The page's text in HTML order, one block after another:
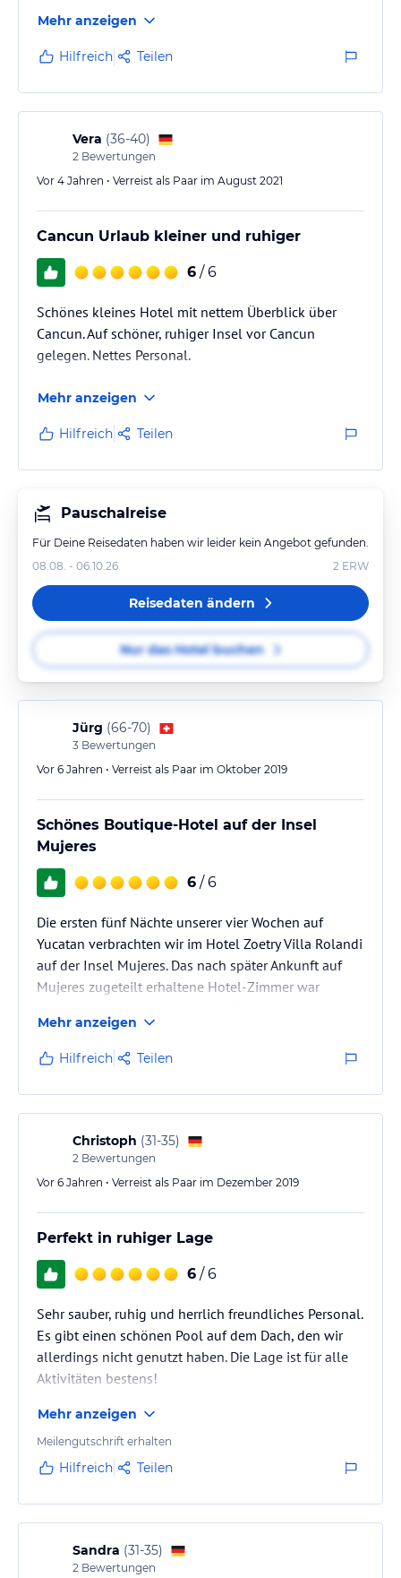
Mehr anzeigen
Hilfreich Teilen
Vera (36-40)
2 Bewertungen
Vor 4 Jahren • Verreist als Paar im August 2021
Cancun Urlaub kleiner und ruhiger
6 / 6
Schönes kleines Hotel mit nettem Überblick über
Cancun. Auf schöner, ruhiger Insel vor Cancun
gelegen. Nettes Personal.
Mehr anzeigen
Hilfreich Teilen
Pauschalreise
Für Deine Reisedaten haben wir leider kein Angebot gefunden.
08.08. - 06.10.26
2 ERW
Reisedaten ändern
Nur das Hotel buchen
Jürg (66-70)
3 Bewertungen
Vor 6 Jahren • Verreist als Paar im Oktober 2019
Schönes Boutique-Hotel auf der Insel
Mujeres
6 / 6
Die ersten fünf Nächte unserer vier Wochen auf
Yucatan verbrachten wir im Hotel Zoetry Villa Rolandi
auf der Insel Mujeres. Das nach später Ankunft auf
Mujeres zugeteilt erhaltene Hotel-Zimmer war
konnten wir jedoch in eine Juniorsuite Ocean Front
mit Balkon wechseln. Hier fühlten wir uns sehr wohl.
Der Strand ist klein aber gut eingerichtet mit
gemütlichen Liegen. Ebenfalls die beiden Pools sind
sehr gepflegt und laden zum Verweilen ein. Speziell
genossen haben wir die…
Mehr anzeigen
Hilfreich Teilen
Christoph (31-35)
2 Bewertungen
Vor 6 Jahren • Verreist als Paar im Dezember 2019
Perfekt in ruhiger Lage
6 / 6
Sehr sauber, ruhig und herrlich freundliches Personal.
Es gibt einen schönen Pool auf dem Dach, den wir
allerdings nicht genutzt haben. Die Lage ist für alle
Aktivitäten bestens!
Mehr anzeigen
Meilengutschrift erhalten
Hilfreich Teilen
Sandra (31-35)
2 Bewertungen